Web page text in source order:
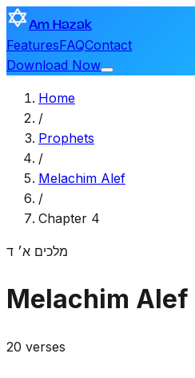
Am Hazak
FeaturesFAQContact
Download Now
Home
/
Prophets
/
Melachim Alef
/
Chapter 4
מלכים א׳ ד
Melachim Alef
20 verses